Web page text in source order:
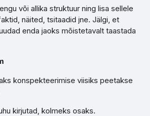
või allika struktuur ning lisa sellele
näited, tsitaadid jne. Jälgi, et
enda jaoks mõistetavalt taastada
konspekteerimise viisiks peetakse
kirjutad, kolmeks osaks.